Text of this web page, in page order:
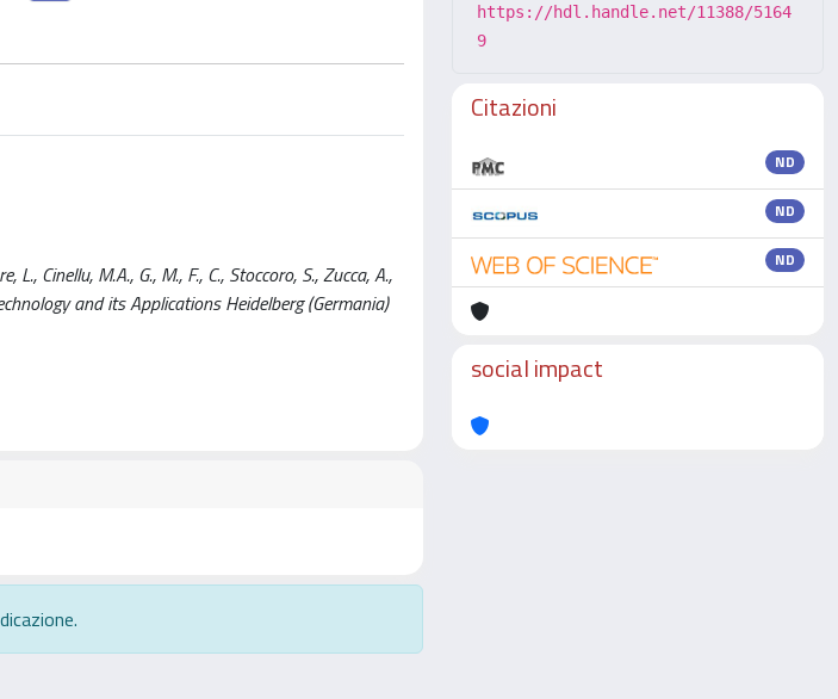
Cinellu, M.A., G., M., F., C., Stoccoro, S., Zucca, A.,
and its Applications Heidelberg (Germania)
https://hdl.handle.net/11388/5164
9
Citazioni
ND
ND
ND
social impact